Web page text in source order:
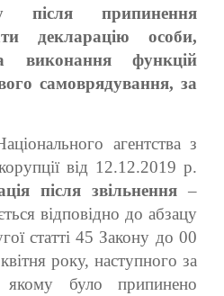
після припинення
декларацію особи,
виконання функцій
самоврядування, за
агентства з
від 12.12.2019 р.
після звільнення–
відповідно до абзацу
статті 45 Закону до 00
року, наступного за
було припинено